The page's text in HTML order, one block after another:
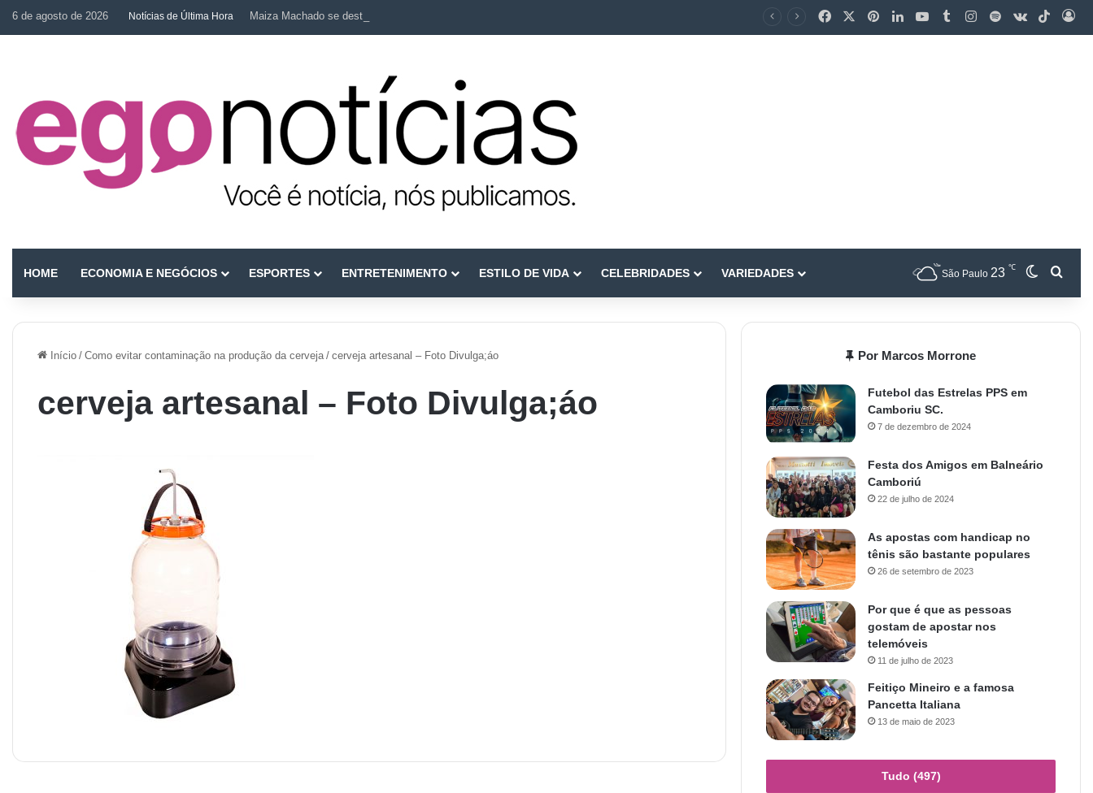
6 de agosto de 2026 Notícias de Última Hora Maiza Machado se destaca como referência em terapia capilar e saúde do couro cabeludo
HOME ECONOMIA E NEGÓCIOS ESPORTES ENTRETENIMENTO ESTILO DE VIDA CELEBRIDADES VARIEDADES São Paulo 23 ℃
Início / Como evitar contaminação na produção da cerveja / cerveja artesanal – Foto Divulga;áo
cerveja artesanal – Foto Divulga;áo
Por Marcos Morrone
Futebol das Estrelas PPS em
Camboriu SC.
7 de dezembro de 2024
Festa dos Amigos em Balneário
Camboriú
22 de julho de 2024
As apostas com handicap no
tênis são bastante populares
26 de setembro de 2023
Por que é que as pessoas
gostam de apostar nos
telemóveis
11 de julho de 2023
Feitiço Mineiro e a famosa
Pancetta Italiana
13 de maio de 2023
Tudo (497)